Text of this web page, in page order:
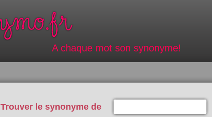
A chaque mot son synonyme!
Trouver le synonyme de